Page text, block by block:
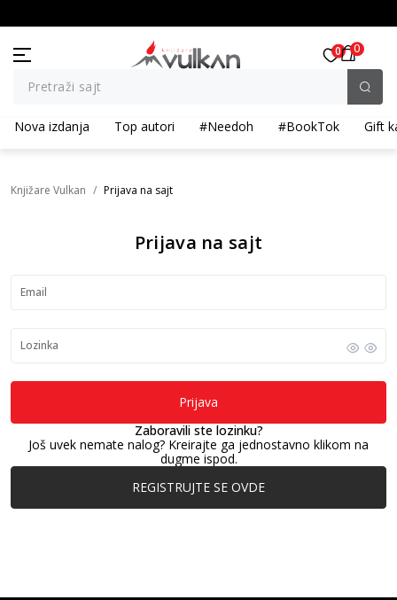
Pretraži sajt
0 0
Nova izdanja Top autori #Needoh #BookTok Gift
Knjižare Vulkan Prijava na sajt
Prijava na sajt
Email
Lozinka
Prijava
Zaboravili ste lozinku?
Još uvek nemate nalog? Kreirajte ga jednostavno klikom na
dugme ispod.
REGISTRUJTE SE OVDE